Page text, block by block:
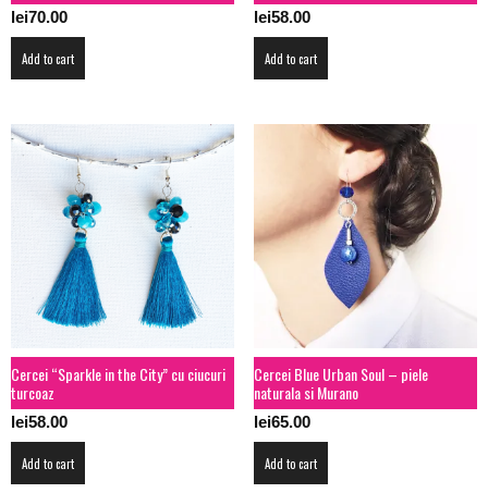
lei70.00
Add to cart
lei58.00
Add to cart
Cercei “Sparkle in the City” cu ciucuri
turcoaz
lei58.00
Add to cart
Cercei Blue Urban Soul – piele
naturala si Murano
lei65.00
Add to cart